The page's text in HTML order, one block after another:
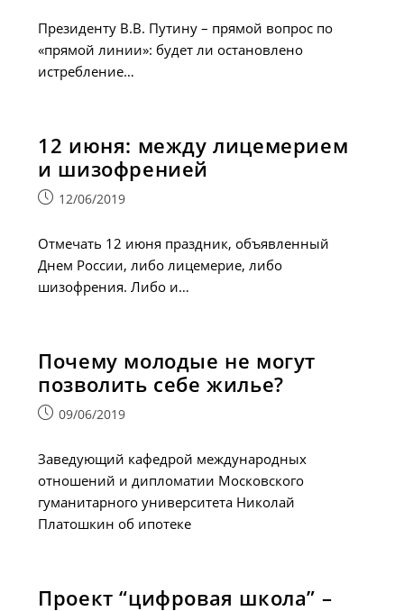
Президенту В.В. Путину – прямой вопрос по
«прямой линии»: будет ли остановлено
истребление…
12 июня: между лицемерием
и шизофренией
Запись12/06/2019
Отмечать 12 июня праздник, объявленный
Днем России, либо лицемерие, либо
шизофрения. Либо и…
Почему молодые не могут
позволить себе жилье?
Запись09/06/2019
Заведующий кафедрой международных
отношений и дипломатии Московского
гуманитарного университета Николай
Платошкин об ипотеке
Проект “цифровая школа” –